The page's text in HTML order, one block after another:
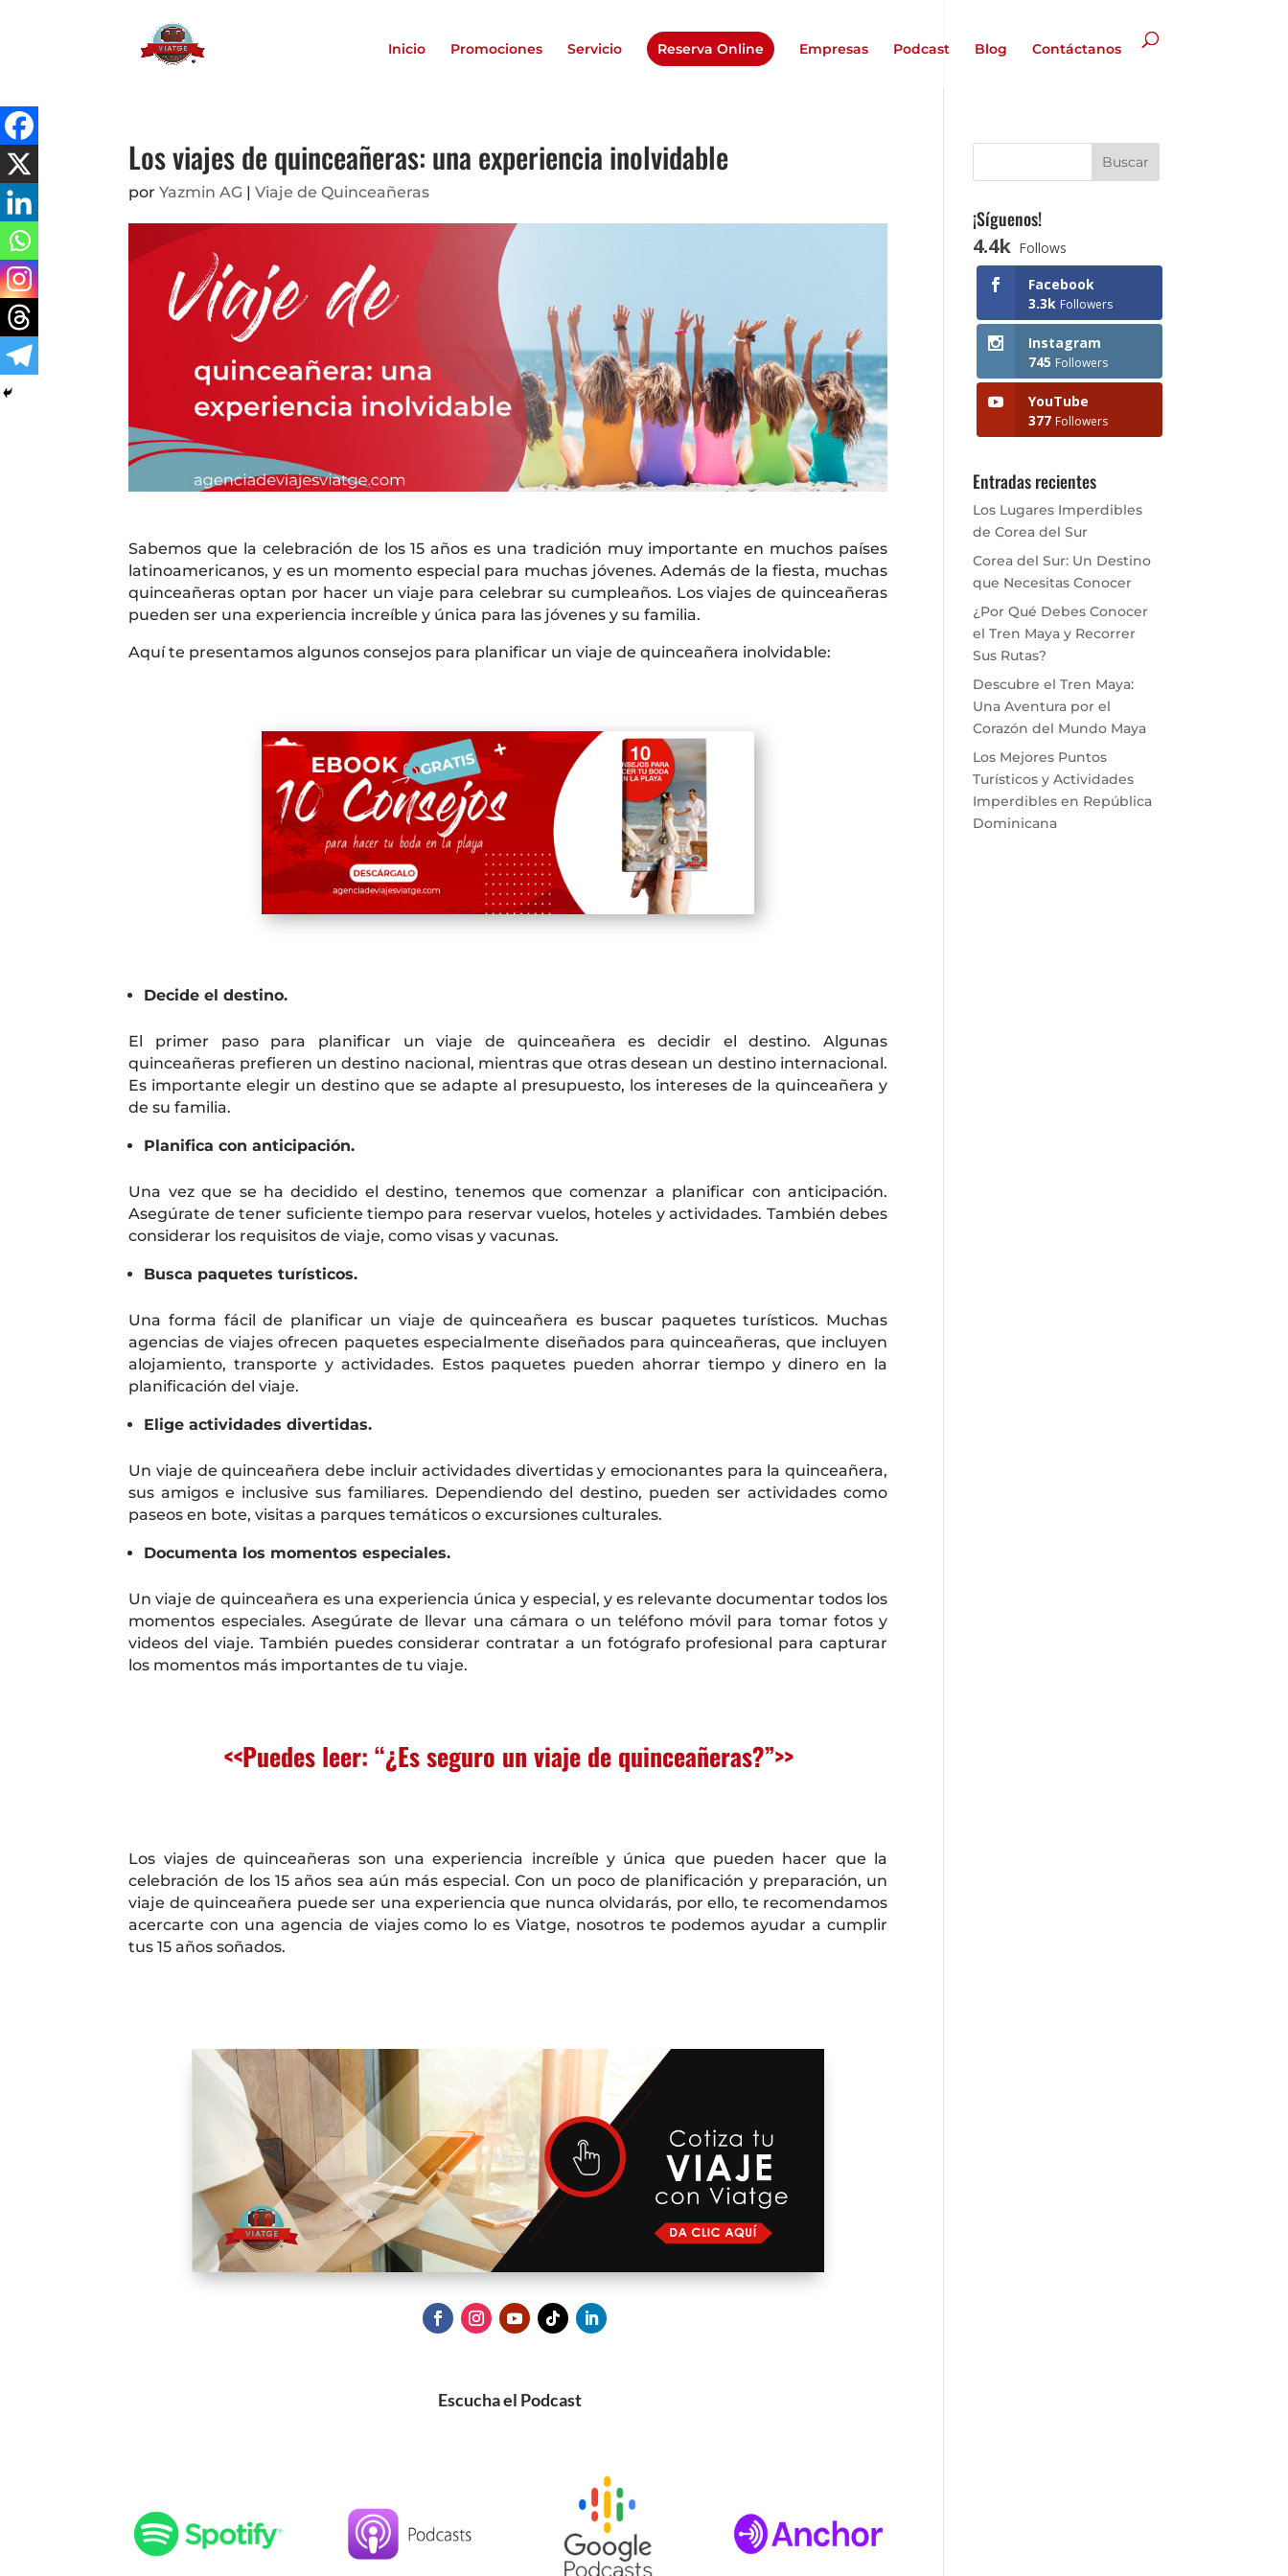
Inicio Promociones Servicio Reserva Online Empresas Podcast Blog Contáctanos
Los viajes de quinceañeras: una experiencia inolvidable
porYazmin AG |Viaje de Quinceañeras
Sabemos que la celebración de los 15 años es una tradición muy importante en muchos países
latinoamericanos, y es un momento especial para muchas jóvenes. Además de la fiesta, muchas
quinceañeras optan por hacer un viaje para celebrar su cumpleaños. Los viajes de quinceañeras
pueden ser una experiencia increíble y única para las jóvenes y su familia.
Aquí te presentamos algunos consejos para planificar un viaje de quinceañera inolvidable:
Decide el destino.
El primer paso para planificar un viaje de quinceañera es decidir el destino. Algunas
quinceañeras prefieren un destino nacional, mientras que otras desean un destino internacional.
Es importante elegir un destino que se adapte al presupuesto, los intereses de la quinceañera y
de su familia.
Planifica con anticipación.
Una vez que se ha decidido el destino, tenemos que comenzar a planificar con anticipación.
Asegúrate de tener suficiente tiempo para reservar vuelos, hoteles y actividades. También debes
considerar los requisitos de viaje, como visas y vacunas.
Busca paquetes turísticos.
Una forma fácil de planificar un viaje de quinceañera es buscar paquetes turísticos. Muchas
agencias de viajes ofrecen paquetes especialmente diseñados para quinceañeras, que incluyen
alojamiento, transporte y actividades. Estos paquetes pueden ahorrar tiempo y dinero en la
planificación del viaje.
Elige actividades divertidas.
Un viaje de quinceañera debe incluir actividades divertidas y emocionantes para la quinceañera,
sus amigos e inclusive sus familiares. Dependiendo del destino, pueden ser actividades como
paseos en bote, visitas a parques temáticos o excursiones culturales.
Documenta los momentos especiales.
Un viaje de quinceañera es una experiencia única y especial, y es relevante documentar todos los
momentos especiales. Asegúrate de llevar una cámara o un teléfono móvil para tomar fotos y
videos del viaje. También puedes considerar contratar a un fotógrafo profesional para capturar
los momentos más importantes de tu viaje.
<<Puedes leer: “¿Es seguro un viaje de quinceañeras?”>>
Los viajes de quinceañeras son una experiencia increíble y única que pueden hacer que la
celebración de los 15 años sea aún más especial. Con un poco de planificación y preparación, un
viaje de quinceañera puede ser una experiencia que nunca olvidarás, por ello, te recomendamos
acercarte con una agencia de viajes como lo es Viatge, nosotros te podemos ayudar a cumplir
tus 15 años soñados.
Escucha el Podcast
¡Síguenos!
4.4k Follows
Facebook
3.3k Followers
Instagram
745 Followers
YouTube
377 Followers
Entradas recientes
Los Lugares Imperdibles
de Corea del Sur
Corea del Sur: Un Destino
que Necesitas Conocer
¿Por Qué Debes Conocer
el Tren Maya y Recorrer
Sus Rutas?
Descubre el Tren Maya:
Una Aventura por el
Corazón del Mundo Maya
Los Mejores Puntos
Turísticos y Actividades
Imperdibles en República
Dominicana